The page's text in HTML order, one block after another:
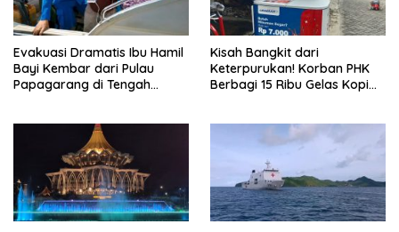
Evakuasi Dramatis Ibu Hamil
Bayi Kembar dari Pulau
Papagarang di Tengah
Kisah Bangkit dari
Keterpurukan! Korban PHK
Berbagi 15 Ribu Gelas Kopi